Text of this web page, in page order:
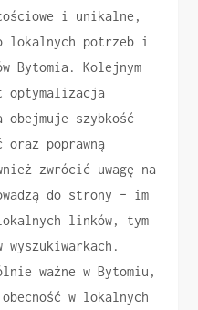
i unikalne,
lokalnych potrzeb i
Bytomia. Kolejnym
optymalizacja
szybkość
oraz poprawną
zwrócić uwagę na
do strony – im
linków, tym
ważne w Bytomiu,
w lokalnych